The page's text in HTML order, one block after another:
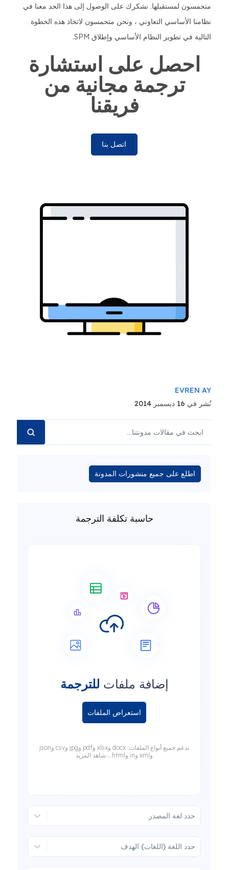
متحمسون لمستقبلها. نشكرك على الوصول إلى هذا الحد معنا في
نظامنا الأساسي التعاوني ، ونحن متحمسون لاتخاذ هذه الخطوة
التالية في تطوير النظام الأساسي وإطلاق SPM.
احصل على استشارة
ترجمة مجانية من
فريقنا
اتصل بنا
EVREN AY
نُشر في 16 ديسمبر 2014
اطلع على جميع منشورات المدونة
حاسبة تكلفة الترجمة
إضافة ملفات للترجمة
استعراض الملفات
ندعم جميع أنواع الملفات: docx وxlsx وpdf وjpg وcsv وjson
وxml وin وhtml... شاهد المزيد
حدد لغة المصدر
حدد اللغة (اللغات) الهدف